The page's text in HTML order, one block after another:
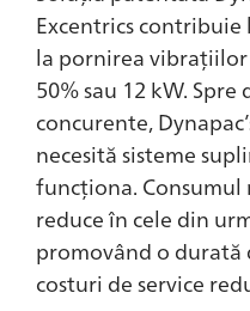
Excentrics
la pornirea vibrațiilor
50% sau 12 kW.
concurente,
necesită sisteme
funcționa. Consumul
reduce în cele din
promovând o durată
costuri de service